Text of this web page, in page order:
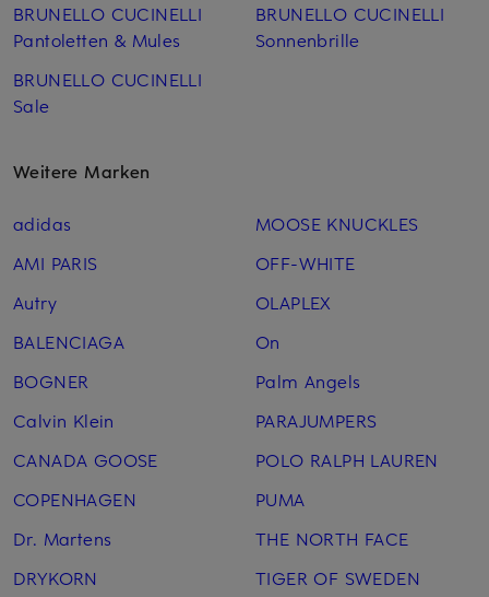
BRUNELLO CUCINELLI
Pantoletten & Mules
BRUNELLO CUCINELLI
Sale
BRUNELLO CUCINELLI
Sonnenbrille
Weitere Marken
adidas
AMI PARIS
Autry
BALENCIAGA
BOGNER
Calvin Klein
CANADA GOOSE
COPENHAGEN
Dr. Martens
DRYKORN
MOOSE KNUCKLES
OFF-WHITE
OLAPLEX
On
Palm Angels
PARAJUMPERS
POLO RALPH LAUREN
PUMA
THE NORTH FACE
TIGER OF SWEDEN